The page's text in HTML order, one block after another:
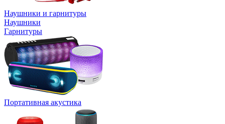
Наушники и гарнитуры
Наушники
Гарнитуры
Портативная акустика